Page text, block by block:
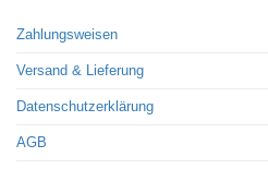
Zahlungsweisen
Versand & Lieferung
Datenschutzerklärung
AGB